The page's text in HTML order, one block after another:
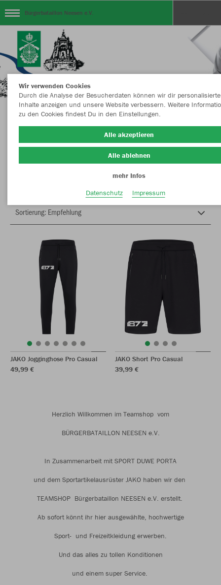
Bürgerbataillon Neesen e.V.
Bürgerbataillon NEESEN e.V.
Farbe
JAKO Jogginghose Pro Casual
49,99 €
JAKO Short Pro Casual
39,99 €
Herzlich Willkommen im Teamshop vom
BÜRGERBATAILLON NEESEN e.V.
In Zusammenarbeit mit SPORT DUWE PORTA
und dem Sportartikelausrüster JAKO haben wir den
TEAMSHOP Bürgerbataillon NEESEN e.V. erstellt.
Ab sofort könnt ihr hier ausgewählte, hochwertige
Sport- und Freizeitkleidung erwerben.
Und das alles zu tollen Konditionen
und einem super Service.
Wir verwenden Cookies
Durch die Analyse der Besucherdaten können wir dir personalisierte
Inhalte anzeigen und unsere Website verbessern. Weitere
zu den Cookies findest Du in den Einstellungen.
Alle akzeptieren
Alle ablehnen
mehr Infos
Datenschutz
Impressum